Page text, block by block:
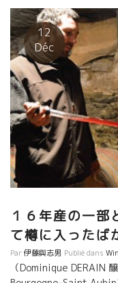
Richaud マルセル・リ
さに熟度あり、アルコ
セル・マジック。
Bernard カトリーヌ・
いが、アリカント、カ
チャーミングでエネル
いる。 筆：竹下
ミネラル感があるので
完璧にある。
12
Déc
１６年産の一部
て樽に入ったば
Par伊藤與志男 Publié dans
（Dominique DERAIN